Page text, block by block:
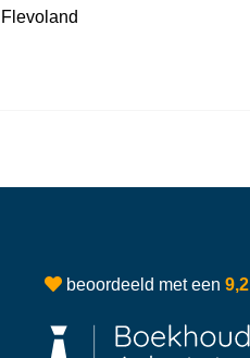
Flevoland
beoordeeld met een9,2